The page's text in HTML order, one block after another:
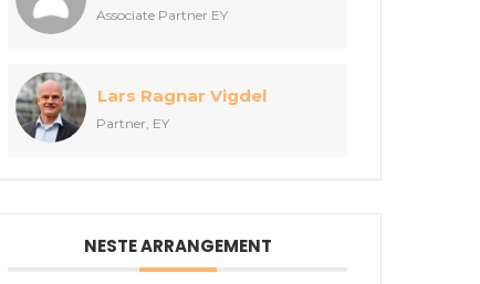
Associate Partner EY
Lars Ragnar Vigdel
Partner, EY
NESTE ARRANGEMENT